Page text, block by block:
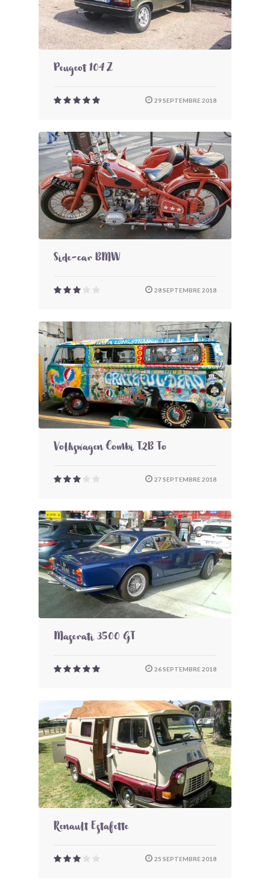
Peugeot 104 Z
29 SEPTEMBRE 2018
Side-car BMW
28 SEPTEMBRE 2018
Volkswagen Combi T2B To
27 SEPTEMBRE 2018
Maserati 3500 GT
26 SEPTEMBRE 2018
Renault Estafette
25 SEPTEMBRE 2018